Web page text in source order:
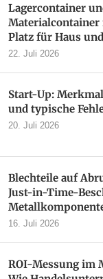
Lagercontainer
Materialcontainer
Platz für Haus
22. Juli 2026
Start-Up:
und typische
20. Juli 2026
Blechteile auf
Just-in-Time-
16. Juli 2026
ROI-Messung im